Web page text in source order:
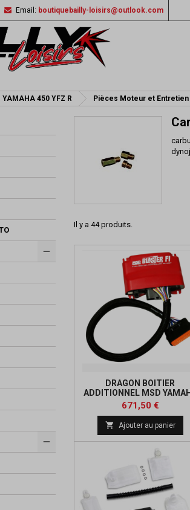
Email: boutiquebailly-loisirs@outlook.com
YAMAHA 450 YFZ R Pièces Moteur et Entretien
Il y a 44 produits.
DRAGON BOITIER
ADDITIONNEL MSD
YFZ 450R
Prix
671,50 €Prix
de
base
 Ajouter au panier